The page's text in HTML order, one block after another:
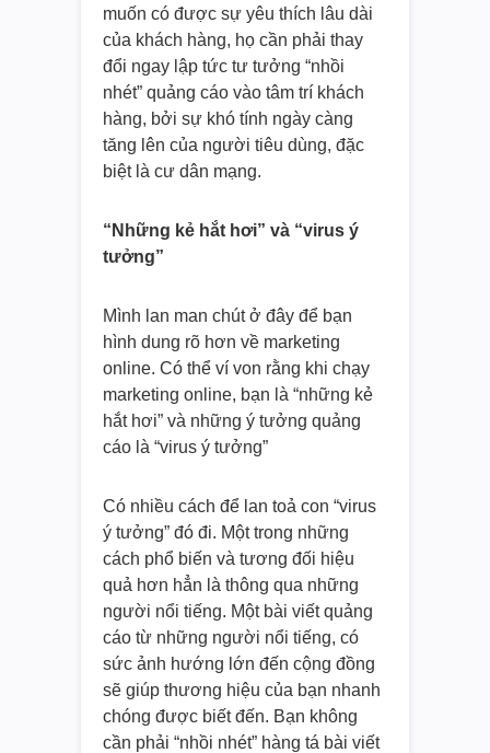
muốn có được sự yêu thích lâu dài
của khách hàng, họ cần phải thay
đổi ngay lập tức tư tưởng “nhồi
nhét” quảng cáo vào tâm trí khách
hàng, bởi sự khó tính ngày càng
tăng lên của người tiêu dùng, đặc
biệt là cư dân mạng.
“Những kẻ hắt hơi” và “virus ý
tưởng”
Mình lan man chút ở đây để bạn
hình dung rõ hơn về marketing
online. Có thể ví von rằng khi chạy
marketing online, bạn là “những kẻ
hắt hơi” và những ý tưởng quảng
cáo là “virus ý tưởng”
Có nhiều cách để lan toả con “virus
ý tưởng” đó đi. Một trong những
cách phổ biến và tương đối hiệu
quả hơn hẳn là thông qua những
người nổi tiếng. Một bài viết quảng
cáo từ những người nổi tiếng, có
sức ảnh hướng lớn đến cộng đồng
sẽ giúp thương hiệu của bạn nhanh
chóng được biết đến. Bạn không
cần phải “nhồi nhét” hàng tá bài viết